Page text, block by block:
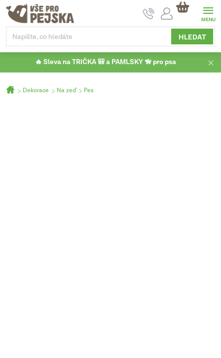
Přejít
obsah
HLEDAT
NÁKUPNÍ
KOŠÍK
🔥 Sleva na TRIČKA 🎒 a PAMLSKY 🦮 pro psa
DomůDekorace Na zeď Pes